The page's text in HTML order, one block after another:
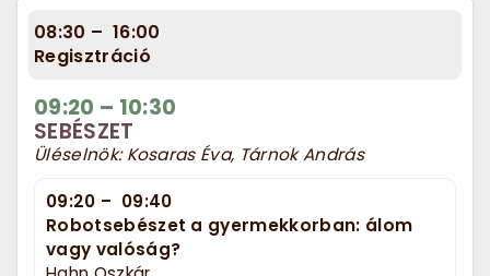
08:30 – 16:00
Regisztráció
09:20 – 10:30
SEBÉSZET
Üléselnök: Kosaras Éva, Tárnok András
09:20 – 09:40
Robotsebészet a gyermekkorban: álom
vagy valóság?